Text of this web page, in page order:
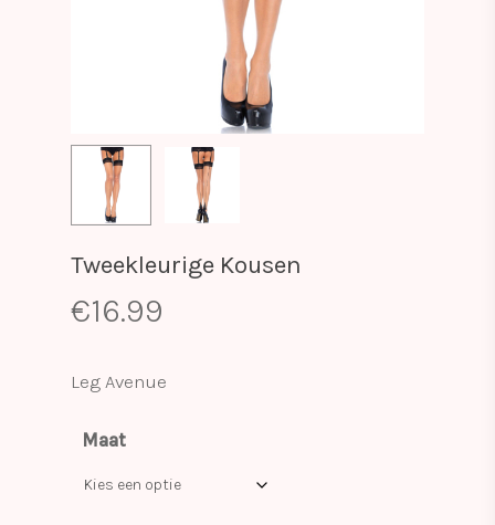
Tweekleurige Kousen
€16.99
Leg Avenue
Maat